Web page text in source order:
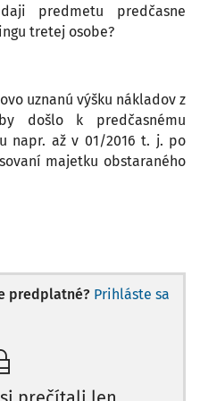
predmetu predčasne
tretej osobe?
uznanú výšku nákladov z
došlo k predčasnému
napr. až v 01/2016 t. j. po
majetku obstaraného
predplatné? Prihláste sa